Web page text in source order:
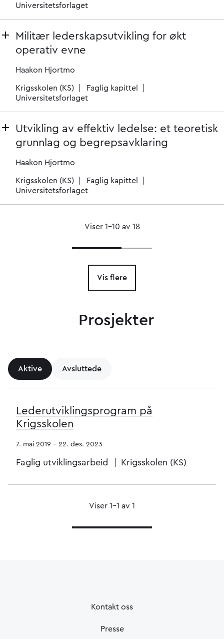
Universitetsforlaget
Militær lederskapsutvikling for økt
operativ evne
Haakon Hjortmo
Krigsskolen (KS)
Faglig kapittel
Universitetsforlaget
Utvikling av effektiv ledelse: et teoretisk
grunnlag og begrepsavklaring
Haakon Hjortmo
Krigsskolen (KS)
Faglig kapittel
Universitetsforlaget
Viser 1–10 av 18
Vis flere
Prosjekter
Aktive Avsluttede
Lederutviklingsprogram på
Krigsskolen
7. mai 2019 - 22. des. 2023
Faglig utviklingsarbeid Krigsskolen (KS)
Viser 1–1 av 1
Kontakt oss
Presse